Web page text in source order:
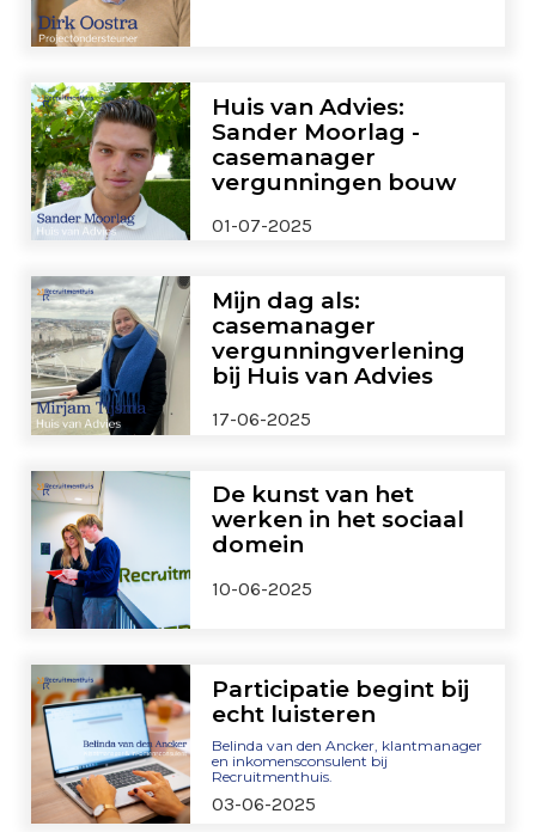
Huis van Advies:
Sander Moorlag -
casemanager
vergunningen bouw
01-07-2025
Mijn dag als:
casemanager
vergunningverlening
bij Huis van Advies
17-06-2025
De kunst van het
werken in het sociaal
domein
10-06-2025
Participatie begint bij
echt luisteren
Belinda van den Ancker, klantmanager
en inkomensconsulent bij
Recruitmenthuis.
03-06-2025